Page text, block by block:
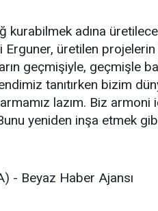
kurabilmek adına
Erguner, üretilen
geçmişiyle, geçmişle
tanıtırken bizim
lazım. Biz
yeniden inşa etmek
- Beyaz Haber Ajansı